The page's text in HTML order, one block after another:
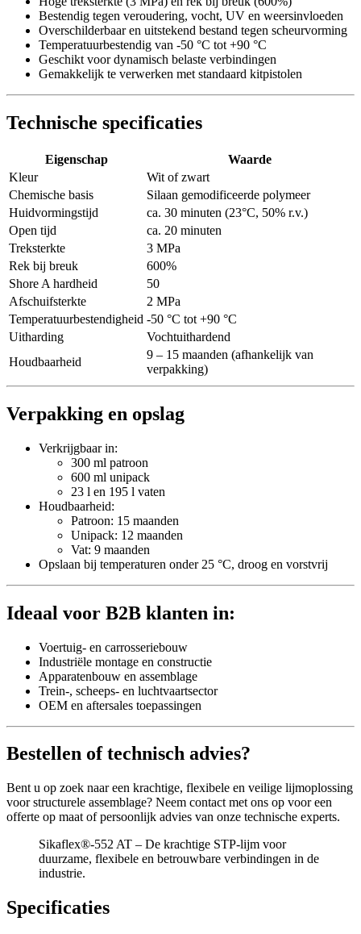
Bestendig tegen veroudering, vocht, UV en weersinvloeden
Overschilderbaar en uitstekend bestand tegen scheurvorming
Temperatuurbestendig van -50 °C tot +90 °C
Geschikt voor dynamisch belaste verbindingen
Gemakkelijk te verwerken met standaard kitpistolen
Technische specificaties
Eigenschap
Waarde
Kleur
Wit of zwart
Chemische basis
Silaan gemodificeerde polymeer
Huidvormingstijd
ca. 30 minuten (23°C, 50% r.v.)
Open tijd
ca. 20 minuten
Treksterkte
3 MPa
Rek bij breuk
600%
Shore A hardheid
50
Afschuifsterkte
2 MPa
Temperatuurbestendigheid -50 °C tot +90 °C
Uitharding
Vochtuithardend
Houdbaarheid
9 – 15 maanden (afhankelijk van
verpakking)
Verpakking en opslag
Verkrijgbaar in:
300 ml patroon
600 ml unipack
23 l en 195 l vaten
Houdbaarheid:
Patroon: 15 maanden
Unipack: 12 maanden
Vat: 9 maanden
Opslaan bij temperaturen onder 25 °C, droog en vorstvrij
Ideaal voor B2B klanten in:
Voertuig- en carrosseriebouw
Industriële montage en constructie
Apparatenbouw en assemblage
Trein-, scheeps- en luchtvaartsector
OEM en aftersales toepassingen
Bestellen of technisch advies?
Bent u op zoek naar een krachtige, flexibele en veilige lijmoplossing
voor structurele assemblage? Neem contact met ons op voor een
offerte op maat of persoonlijk advies van onze technische experts.
Sikaflex®-552 AT – De krachtige STP-lijm voor
duurzame, flexibele en betrouwbare verbindingen in de
industrie.
Specificaties